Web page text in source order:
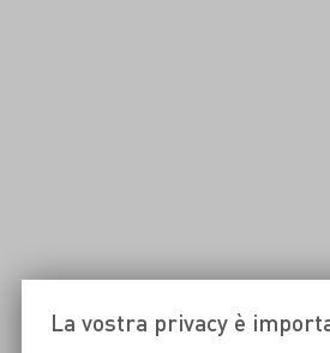
La vostra privacy è